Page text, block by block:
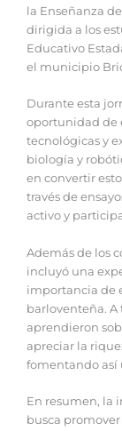
la Enseñanza
dirigida a los
Educativo
el municipio
Durante esta
oportunidad de
tecnológicas y
biología y
en convertir
través de
activo y
Además de los
incluyó una
importancia de
barloventeña. A
aprendieron
apreciar la
fomentando así
En resumen, la
busca